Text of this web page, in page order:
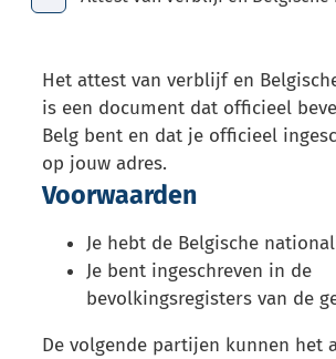
Het attest van verblijf en
is een document dat officieel
Belg bent en dat je officieel
op jouw adres.
Voorwaarden
Je hebt de Belgische
Je bent ingeschreven in de
bevolkingsregisters van de
De volgende partijen kunnen het